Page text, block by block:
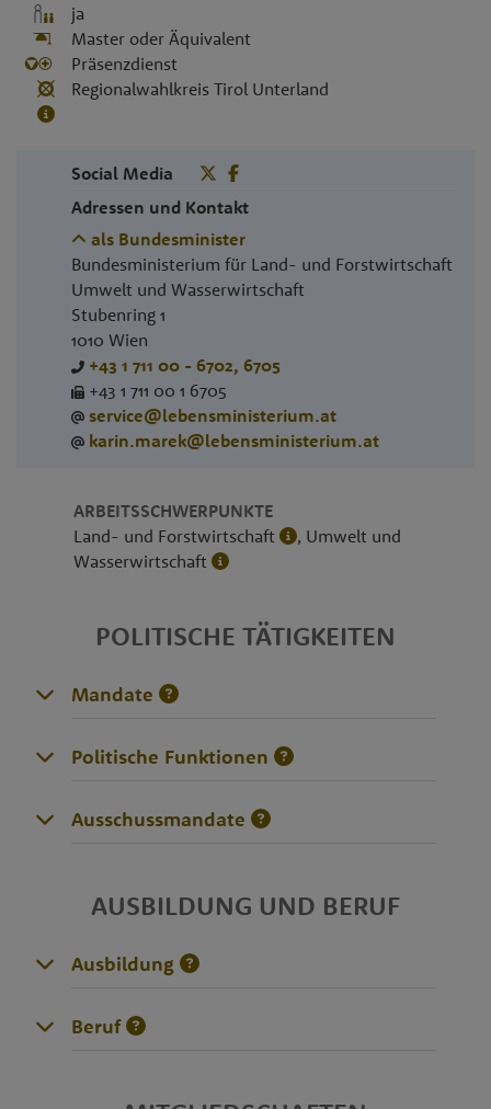
ja
Master oder Äquivalent
Präsenzdienst
Regionalwahlkreis Tirol Unterland
Social Media
Adressen und Kontakt
als Bundesminister
Bundesministerium für Land- und Forstwirtschaft
Umwelt und Wasserwirtschaft
Stubenring 1
1010 Wien
+43 1 711 00 - 6702, 6705
+43 1 711 00 1 6705
service@lebensministerium.at
karin.marek@lebensministerium.at
ARBEITSSCHWERPUNKTE
Land- und Forstwirtschaft
, Umwelt und
Wasserwirtschaft
POLITISCHE TÄTIGKEITEN
Mandate
Politische Funktionen
Ausschussmandate
AUSBILDUNG UND BERUF
Ausbildung
Beruf